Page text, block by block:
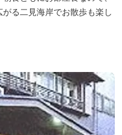
る二見海岸でお散歩も楽し